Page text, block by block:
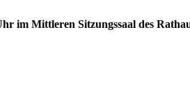
im Mittleren Sitzungssaal des